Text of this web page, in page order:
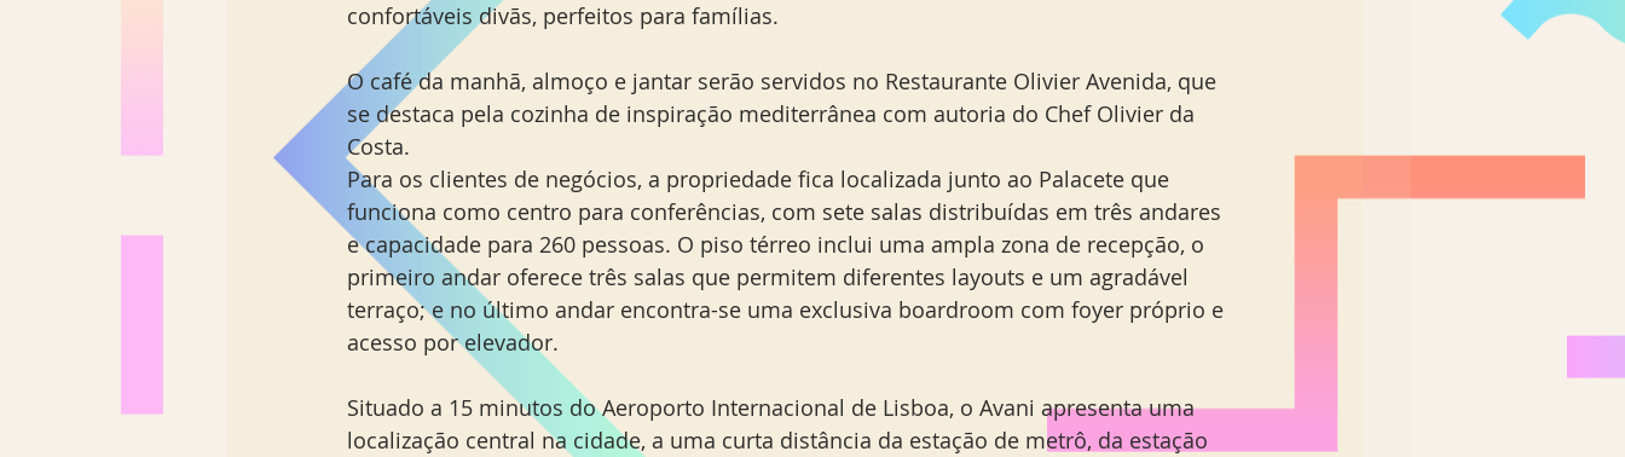
confortáveis divãs, perfeitos para famílias.
O café da manhã, almoço e jantar serão servidos no Restaurante Olivier Avenida, que
se destaca pela cozinha de inspiração mediterrânea com autoria do Chef Olivier da
Costa.
Para os clientes de negócios, a propriedade fica localizada junto ao Palacete que
funciona como centro para conferências, com sete salas distribuídas em três andares
e capacidade para 260 pessoas. O piso térreo inclui uma ampla zona de recepção, o
primeiro andar oferece três salas que permitem diferentes layouts e um agradável
terraço; e no último andar encontra-se uma exclusiva boardroom com foyer próprio e
acesso por elevador.
Situado a 15 minutos do Aeroporto Internacional de Lisboa, o Avani apresenta uma
localização central na cidade, a uma curta distância da estação de metrô, da estação